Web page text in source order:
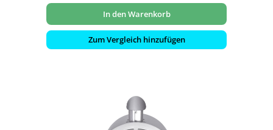
In den Warenkorb
Zum Vergleich hinzufügen